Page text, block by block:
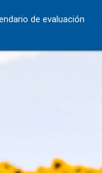
de evaluación